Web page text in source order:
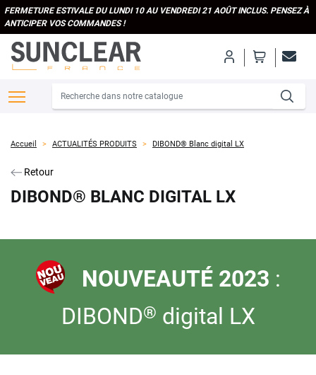
FERMETURE ESTIVALE DU LUNDI 10 AU VENDREDI 21 AOÛT INCLUS. PENSEZ À
ANTICIPER VOS COMMANDES !
Accueil ACTUALITÉS PRODUITS DIBOND® Blanc digital LX
Retour
DIBOND® BLANC DIGITAL LX
NOUVEAUTÉ 2023 :
DIBOND® digital LX